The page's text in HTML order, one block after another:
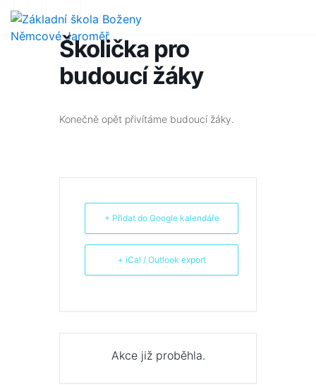
Školička pro
budoucí žáky
Konečně opět přivítáme budoucí žáky.
+ Přidat do Google kalendáře
+ iCal / Outlook export
Akce již proběhla.